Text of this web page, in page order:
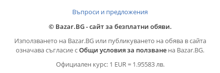
Въпроси и предложения
© Bazar.BG - сайт за безплатни обяви.
Използването на Bazar.BG или публикуването на обява в сайта
означава съгласие сОбщи условия за ползване на Bazar.BG.
Официален курс: 1 EUR = 1.95583 лв.